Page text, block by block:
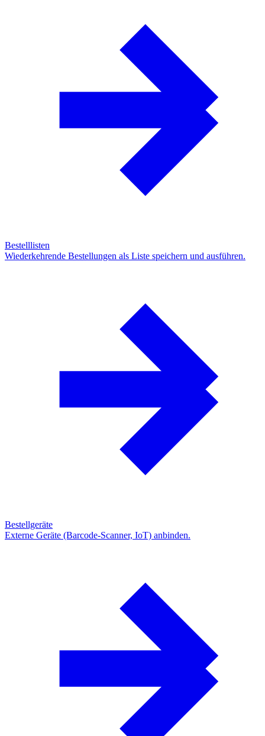
Bestelllisten
Wiederkehrende Bestellungen als Liste speichern und ausführen.
Bestellgeräte
Externe Geräte (Barcode-Scanner, IoT) anbinden.